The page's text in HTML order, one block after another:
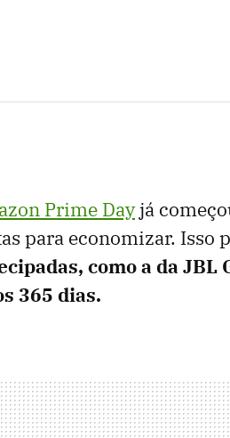
Prime Dayjá
para economizar. Isso
como a da JBL
365 dias.